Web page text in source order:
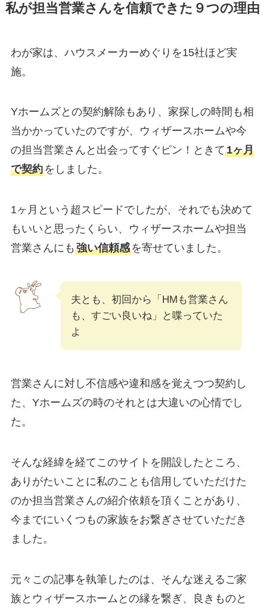
私が担当営業さんを信頼できた９つの理由
わが家は、ハウスメーカーめぐりを15社ほど実
施。
Yホームズとの契約解除もあり、家探しの時間も相
当かかっていたのですが、
ウィザースホームや今
の担当営業さんと出会ってすぐピン！ときて1ヶ月
で契約をしました。
1ヶ月という超スピードでしたが、それでも決めて
もいいと思ったくらい、
ウィザースホームや担当
営業さんにも 強い信頼感を寄せていました。
夫とも、初回から「HMも営業さん
も、すごい良いね」と喋っていた
よ
営業さんに対し不信感や違和感を覚えつつ契約し
た、Yホームズの時のそれとは大違いの心情でし
た。
そんな経緯を経てこのサイトを開設したところ、
ありがたいことに私のことも信用していただけた
のか担当営業さんの紹介依頼を頂くことがあり、
今までにいくつもの家族をお繋ぎさせていただき
ました。
元々この記事を執筆したのは、そんな迷えるご家
族とウィザースホームとの縁を繋ぎ、良きものと